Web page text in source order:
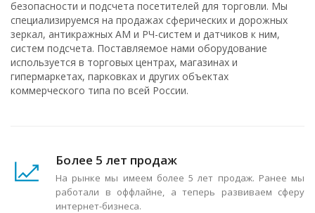
безопасности и подсчета посетителей для торговли. Мы
специализируемся на продажах сферических и дорожных
зеркал, антикражных АМ и РЧ-систем и датчиков к ним,
систем подсчета. Поставляемое нами оборудование
используется в торговых центрах, магазинах и
гипермаркетах, парковках и других объектах
коммерческого типа по всей России.
Более 5 лет продаж
На рынке мы имеем более 5 лет продаж. Ранее мы
работали в оффлайне, а теперь развиваем сферу
интернет-бизнеса.